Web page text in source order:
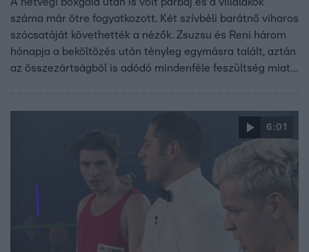
száma már ötre fogyatkozott. Két szívbéli barátnő viharos
szócsatáját követhették a nézők. Zsuzsu és Reni három
hónapja a beköltözés után tényleg egymásra talált, aztán
az összezártságból is adódó mindenféle feszültség miatt
6:01